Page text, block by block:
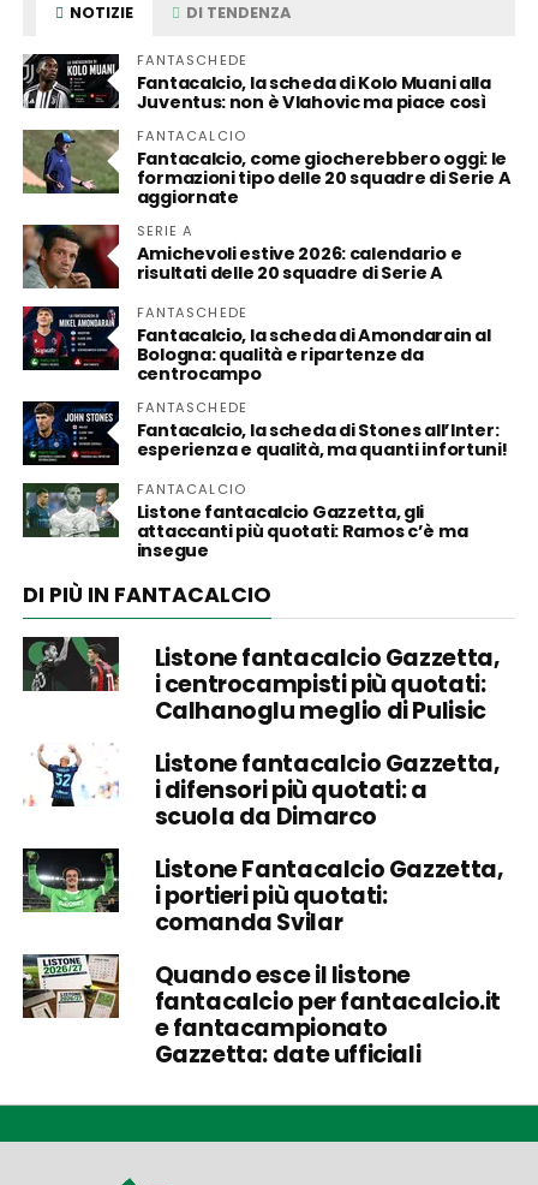
NOTIZIE DI TENDENZA
FANTASCHEDE
Fantacalcio, la scheda di Kolo Muani alla
Juventus: non è Vlahovic ma piace così
FANTACALCIO
Fantacalcio, come giocherebbero oggi: le
formazioni tipo delle 20 squadre di Serie A
aggiornate
SERIE A
Amichevoli estive 2026: calendario e
risultati delle 20 squadre di Serie A
FANTASCHEDE
Fantacalcio, la scheda di Amondarain al
Bologna: qualità e ripartenze da
centrocampo
FANTASCHEDE
Fantacalcio, la scheda di Stones all’Inter:
esperienza e qualità, ma quanti infortuni!
FANTACALCIO
Listone fantacalcio Gazzetta, gli
attaccanti più quotati: Ramos c’è ma
insegue
DI PIÙ IN FANTACALCIO
Listone fantacalcio Gazzetta,
i centrocampisti più quotati:
Calhanoglu meglio di Pulisic
Listone fantacalcio Gazzetta,
i difensori più quotati: a
scuola da Dimarco
Listone Fantacalcio Gazzetta,
i portieri più quotati:
comanda Svilar
Quando esce il listone
fantacalcio per fantacalcio.it
e fantacampionato
Gazzetta: date ufficiali